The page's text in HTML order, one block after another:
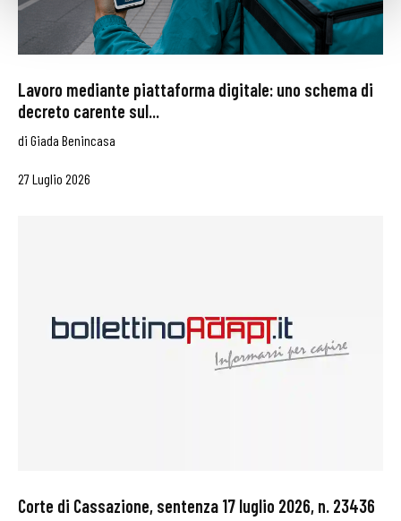
Lavoro mediante piattaforma digitale: uno schema di
decreto carente sul...
di Giada Benincasa
27 Luglio 2026
Corte di Cassazione, sentenza 17 luglio 2026, n. 23436